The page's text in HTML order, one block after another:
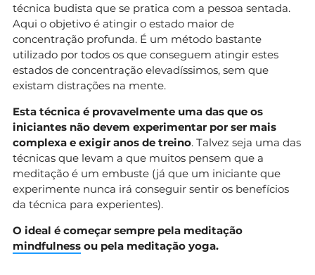
técnica budista que se pratica com a pessoa sentada.
Aqui o objetivo é atingir o estado maior de
concentração profunda. É um método bastante
utilizado por todos os que conseguem atingir estes
estados de concentração elevadíssimos, sem que
existam distrações na mente.
Esta técnica é provavelmente uma das que os
iniciantes não devem experimentar por ser mais
complexa e exigir anos de treino. Talvez seja uma das
técnicas que levam a que muitos pensem que a
meditação é um embuste (já que um iniciante que
experimente nunca irá conseguir sentir os benefícios
da técnica para experientes).
O ideal é começar sempre pela meditação
mindfulness ou pela meditação yoga.